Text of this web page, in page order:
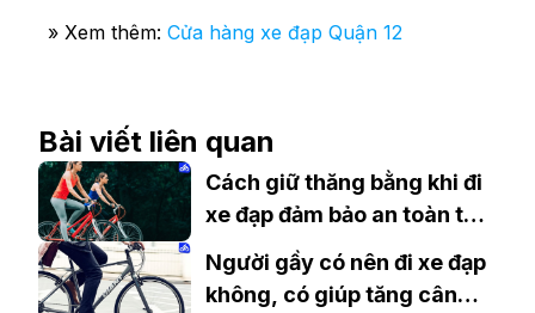
» Xem thêm: Cửa hàng xe đạp Quận 12
Bài viết liên quan
Cách giữ thăng bằng khi đi
xe đạp đảm bảo an toàn tối
Người gầy có nên đi xe đạp
không, có giúp tăng cân